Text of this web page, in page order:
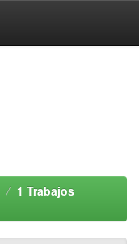
1 Trabajos